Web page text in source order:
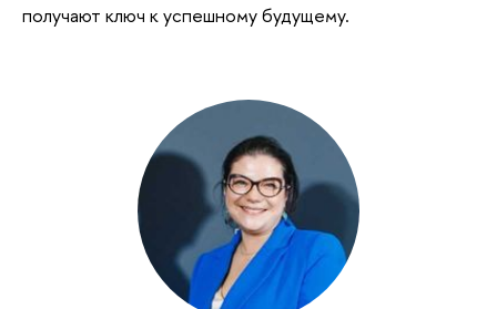
получают ключ к успешному будущему.